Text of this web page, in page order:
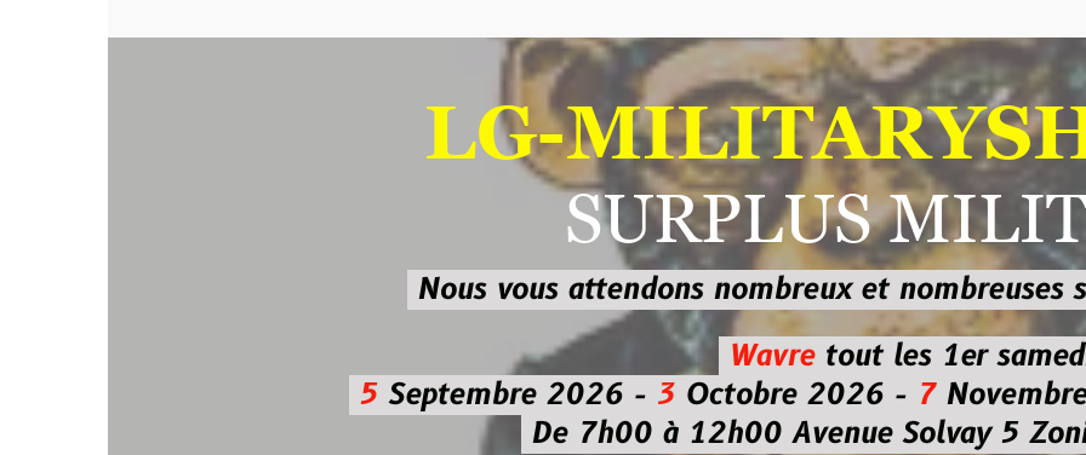
LG-
SURPLUS
Nous vous attendons nombreux et nombreusessur les
Wavre
tout les 1er samedi
Septembre 2026 -3Octobre 2026 - 7Novembre 2026
De 7h00 à 12h00 Avenue Solvay 5 Zoning